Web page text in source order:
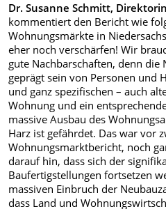
Dr. Susanne Schmitt,
kommentiert den Bericht wie
Wohnungsmärkte in
eher noch verschärfen! Wir
gute Nachbarschaften, denn
geprägt sein von Personen und
und ganz spezifischen – auch
Wohnung und ein
massive Ausbau des
Harz ist gefährdet. Das war vor
Wohnungsmarktbericht, noch
darauf hin, dass sich der
Baufertigstellungen fortsetzen
massiven Einbruch der
dass Land und